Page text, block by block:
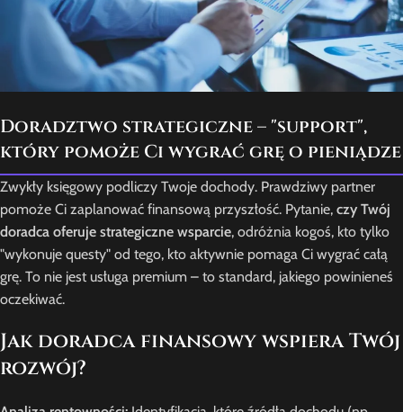
Doradztwo strategiczne – "support",
który pomoże Ci wygrać grę o pieniądze
Zwykły księgowy podliczy Twoje dochody. Prawdziwy partner
pomoże Ci zaplanować finansową przyszłość. Pytanie, czy Twój
doradca oferuje strategiczne wsparcie, odróżnia kogoś, kto tylko
"wykonuje questy" od tego, kto aktywnie pomaga Ci wygrać całą
grę. To nie jest usługa premium – to standard, jakiego powinieneś
oczekiwać.
Jak doradca finansowy wspiera Twój
rozwój?